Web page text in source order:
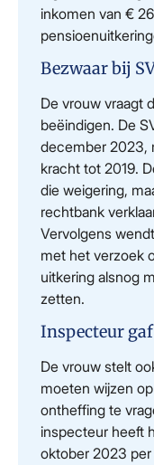
inkomen van €
Bezwaar bij
De vrouw vraagt
beëindigen. De
december 2023,
kracht tot 2019.
die weigering,
rechtbank
Vervolgens
met het verzoek
uitkering alsnog
zetten.
Inspecteur
De vrouw stelt
moeten wijzen
ontheffing te
inspecteur heeft
oktober 2023